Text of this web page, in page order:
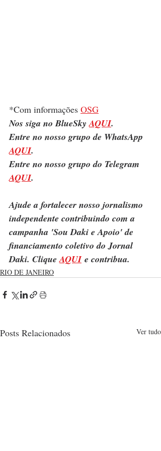
*Com informações OSG
Nos siga no BlueSky AQUI.
Entre no nosso grupo de WhatsApp
AQUI.
Entre no nosso grupo do Telegram
AQUI.
Ajude a fortalecer nosso jornalismo
independente contribuindo com a
campanha 'Sou Daki e Apoio' de
financiamento coletivo do Jornal
Daki. Clique AQUI e contribua.
RIO DE JANEIRO
Posts Relacionados Ver tudo